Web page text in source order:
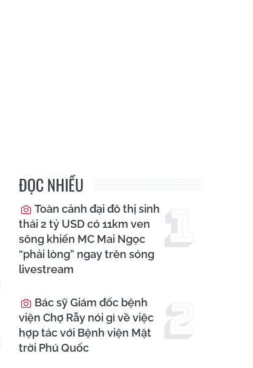
ĐỌC NHIỀU
Toàn cảnh đại đô thị sinh
thái 2 tỷ USD có 11km ven
sông khiến MC Mai Ngọc
“phải lòng” ngay trên sóng
livestream
Bác sỹ Giám đốc bệnh
viện Chợ Rẫy nói gì về việc
hợp tác với Bệnh viện Mặt
trời Phú Quốc